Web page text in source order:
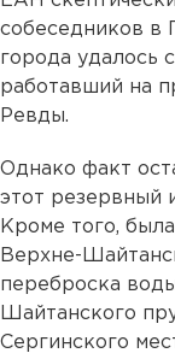
собеседников в
города удалось
работавший на
Ревды.
Однако факт
этот резервный
Кроме того,
Верхне-
переброска
Шайтанского
Сергинского